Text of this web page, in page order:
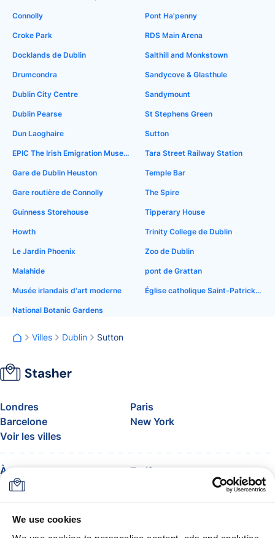
We use cookies
Connolly
Croke Park
Docklands de Dublin
Drumcondra
Dublin City Centre
Dublin Pearse
Dun Laoghaire
EPIC The Irish Emigration Museum
Gare de Dublin Heuston
Gare routière de Connolly
Guinness Storehouse
Howth
Le Jardin Phoenix
Malahide
Musée irlandais d'art moderne
National Botanic Gardens
Pont Ha'penny
RDS Main Arena
Salthill and Monkstown
Sandycove & Glasthule
Sandymount
St Stephens Green
Sutton
Tara Street Railway Station
Temple Bar
The Spire
Tipperary House
Trinity College de Dublin
Zoo de Dublin
pont de Grattan
Église catholique Saint-Patrick, Soho
Villes Dublin Sutton
Londres
Paris
Barcelone
New York
Voir les villes
À propos
Tarifs
FAQ
Blog
Rejoignez le programme